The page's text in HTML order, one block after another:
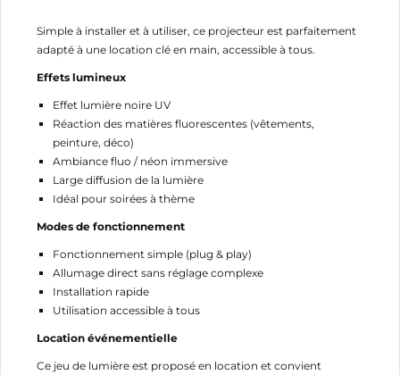
Simple à installer et à utiliser, ce projecteur est parfaitement
adapté à une location clé en main, accessible à tous.
Effets lumineux
Effet lumière noire UV
Réaction des matières fluorescentes (vêtements,
peinture, déco)
Ambiance fluo / néon immersive
Large diffusion de la lumière
Idéal pour soirées à thème
Modes de fonctionnement
Fonctionnement simple (plug & play)
Allumage direct sans réglage complexe
Installation rapide
Utilisation accessible à tous
Location événementielle
Ce jeu de lumière est proposé en location et convient
Annuler Créer une liste d'envies